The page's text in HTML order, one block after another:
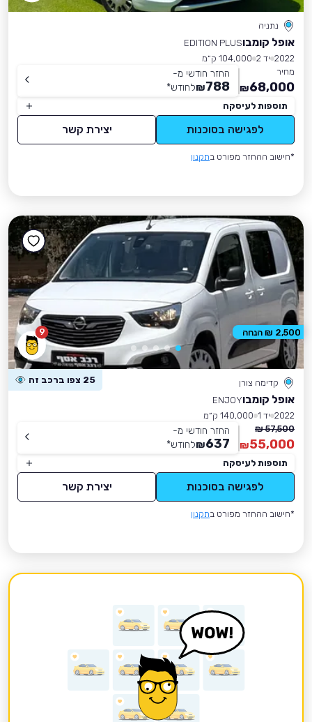
נתניה
אופל קומבוEDITION PLUS
2022 יד 2
104,000 ק״מ
מחיר
68,000
₪
החזר חודשי מ-
788
₪לחודש*
תוספות לעיסקה
לפגישה בסוכנות יצירת קשר
*חישוב ההחזר מפורט בתקנון
9
קדימה צורן 25 צפו ברכב זה
אופל קומבוENJOY
2022 יד 1
140,000 ק״מ
57,500 ₪
55,000
₪
החזר חודשי מ-
637
₪לחודש*
תוספות לעיסקה
לפגישה בסוכנות יצירת קשר
*חישוב ההחזר מפורט בתקנון
2,500 ₪ הנחה